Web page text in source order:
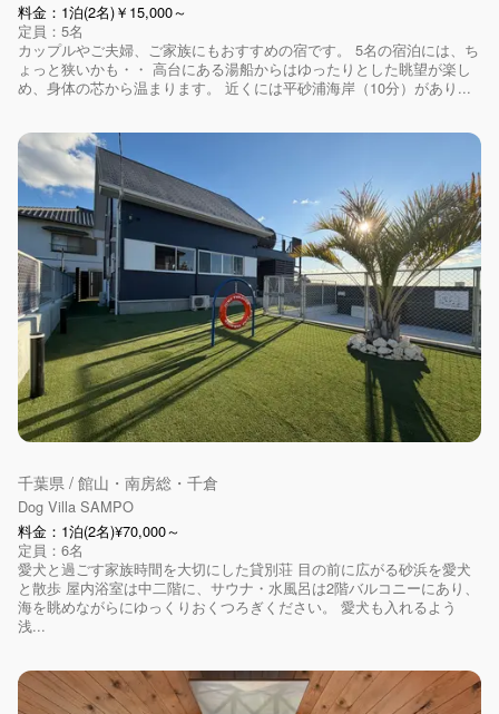
料金：1泊(2名)￥15,000～
定員：5名
カップルやご夫婦、ご家族にもおすすめの宿です。 5名の宿泊には、ち
ょっと狭いかも・・ 高台にある湯船からはゆったりとした眺望が楽し
め、身体の芯から温まります。 近くには平砂浦海岸（10分）があり...
千葉県 / 館山・南房総・千倉
Dog Villa SAMPO
料金：1泊(2名)¥70,000～
定員：6名
愛犬と過ごす家族時間を大切にした貸別荘 目の前に広がる砂浜を愛犬
と散歩 屋内浴室は中二階に、サウナ・水風呂は2階バルコニーにあり、
海を眺めながらにゆっくりおくつろぎください。 愛犬も入れるよう
浅...